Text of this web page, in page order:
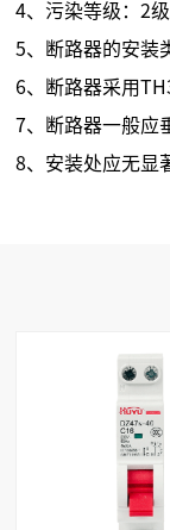
4、污染等级：2级
5、断路器的安装
6、断路器采用
7、断路器一般应
8、安装处应无显